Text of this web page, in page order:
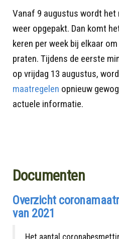
Vanaf 9 augustus wordt
weer opgepakt. Dan komt
keren per week bij elkaar
praten. Tijdens de eerste
op vrijdag 13 augustus,
maatregelen opnieuw
actuele informatie.
Documenten
Overzicht
van 2021